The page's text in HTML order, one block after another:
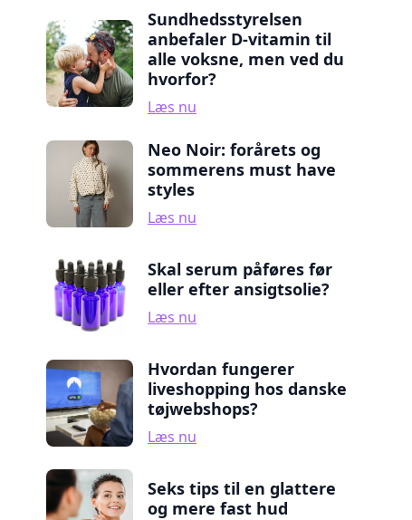
Sundhedsstyrelsen
anbefaler D-vitamin til
alle voksne, men ved du
hvorfor?
Læs nu
Neo Noir: forårets og
sommerens must have
styles
Læs nu
Skal serum påføres før
eller efter ansigtsolie?
Læs nu
Hvordan fungerer
liveshopping hos danske
tøjwebshops?
Læs nu
Seks tips til en glattere
og mere fast hud